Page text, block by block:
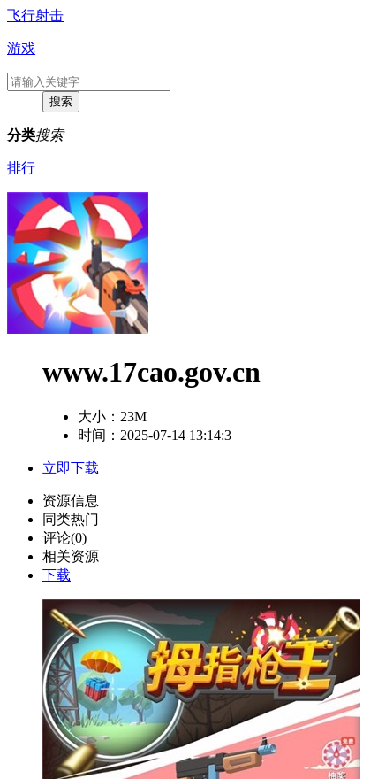
飞行射击
游戏
分类搜索
排行
www.17cao.gov.cn
大小： 23M
时间：2025-07-14 13:14:3
立即下载
资源信息
同类热门
评论(0)
相关资源
下载